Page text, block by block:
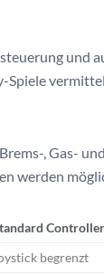
und
, Gas-
werden
Controller
begrenzt